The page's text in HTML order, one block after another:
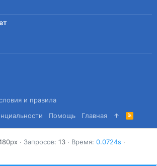
и правила
Помощь Главная
R
S
S
Запросов 13 Время 0.0724s